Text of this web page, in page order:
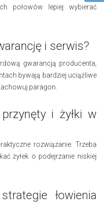
połowów lepiej wybierać
i serwis?
gwarancją producenta,
bywają bardziej uciążliwe
paragon.
i żyłki w
rozwiązanie. Trzeba
żyłek o podejrzanie niskiej
łowienia